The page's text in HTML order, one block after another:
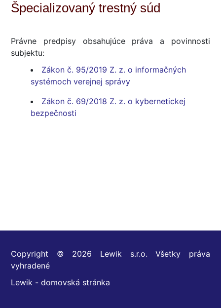
Špecializovaný trestný súd
Právne predpisy obsahujúce práva a povinnosti
subjektu:
Zákon č. 95/2019 Z. z. o informačných
systémoch verejnej správy
Zákon č. 69/2018 Z. z. o kybernetickej
bezpečnosti
Copyright © 2026 Lewik s.r.o. Všetky práva
vyhradené
Lewik - domovská stránka